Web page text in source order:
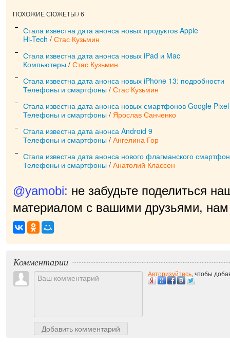
ПОХОЖИЕ СЮЖЕТЫ / 6
Стала известна дата анонса новых продуктов Apple
Hi-Tech / Стас Кузьмин
Стала известна дата анонса новых iPad и Mac
Компьютеры / Стас Кузьмин
Стала известна дата анонса новых iPhone 13: подробности
Телефоны и смартфоны / Стас Кузьмин
Стала известна дата анонса новых смартфонов Google
Телефоны и смартфоны / Ярослав Санченко
Стала известна дата анонса Android 9
Телефоны и смартфоны / Ангелина Гор
Стала известна дата анонса нового флагманского
Телефоны и смартфоны / Анатолий Классен
@yamobi: не забудьте поделиться
материалом с вашими друзьями, нам
п|
Комментарии